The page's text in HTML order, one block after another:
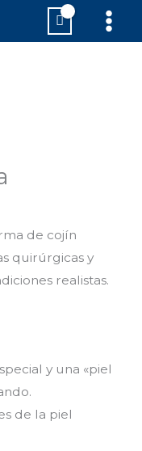
de cojín
quirúrgicas y
realistas.
y una «piel
de la piel